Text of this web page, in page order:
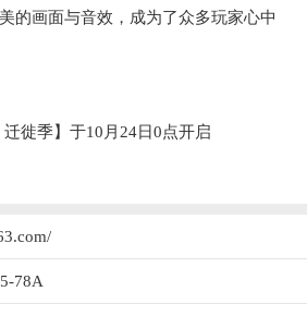
的画面与音效，成为了众多玩家心中
迁徙季】于10月24日0点开启
78A